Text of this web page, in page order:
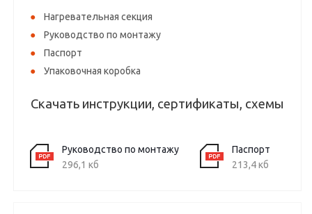
Нагревательная секция
Руководство по монтажу
Паспорт
Упаковочная коробка
Скачать инструкции, сертификаты, схемы
Руководство по монтажу
296,1 кб
Паспорт
213,4 кб